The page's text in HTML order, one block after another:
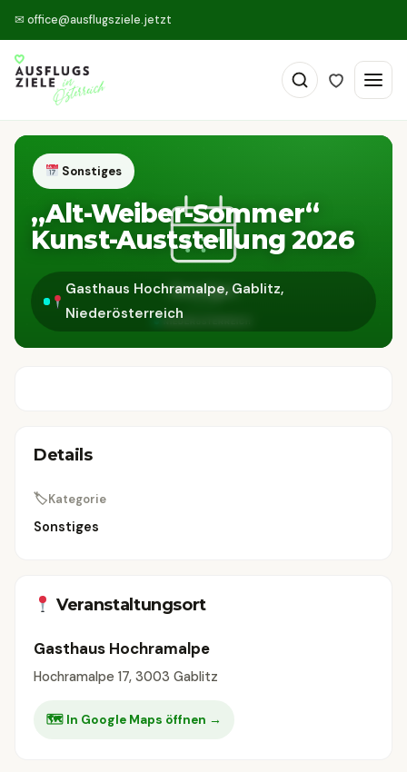
✉ office@ausflugsziele.jetzt
Sonstiges
„Alt-Weiber-Sommer“
Kunst-Auststellung 2026
Gasthaus Hochramalpe, Gablitz,
Niederösterreich
Details
🏷Kategorie
Sonstiges
Veranstaltungsort
Gasthaus Hochramalpe
Hochramalpe 17, 3003 Gablitz
🗺 In Google Maps öffnen →